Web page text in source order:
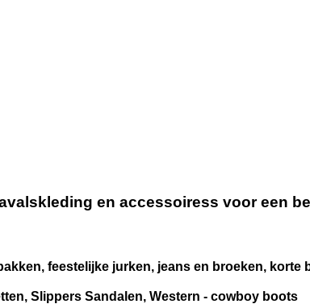
en accessoiress voor een
feestelijke jurken, jeans en broeken, korte
Slippers Sandalen, Western - cowboy boots